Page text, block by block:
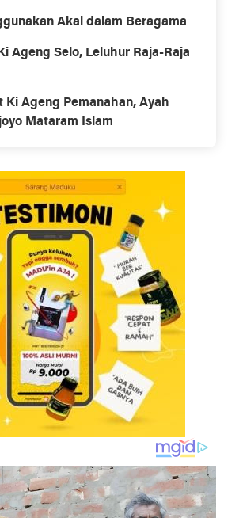
Akal dalam Beragama
Ageng Selo, Leluhur Raja-Raja
Ki Ageng Pemanahan, Ayah
Mataram Islam